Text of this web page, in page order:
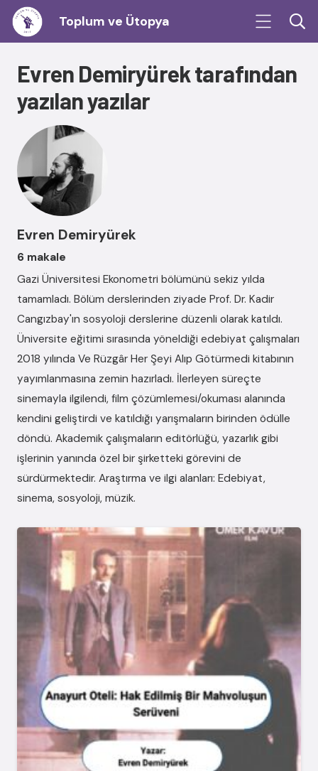
Toplum ve Ütopya
Evren Demiryürek tarafından
yazılan yazılar
Evren Demiryürek
6 makale
Gazi Üniversitesi Ekonometri bölümünü sekiz yılda
tamamladı. Bölüm derslerinden ziyade Prof. Dr. Kadir
Cangızbay'ın sosyoloji derslerine düzenli olarak katıldı.
Üniversite eğitimi sırasında yöneldiği edebiyat çalışmaları
2018 yılında Ve Rüzgâr Her Şeyi Alıp Götürmedi kitabının
yayımlanmasına zemin hazırladı. İlerleyen süreçte
sinemayla ilgilendi, film çözümlemesi/okuması alanında
kendini geliştirdi ve katıldığı yarışmaların birinden ödülle
döndü. Akademik çalışmaların editörlüğü, yazarlık gibi
işlerinin yanında özel bir şirketteki görevini de
sürdürmektedir. Araştırma ve ilgi alanları: Edebiyat,
sinema, sosyoloji, müzik.